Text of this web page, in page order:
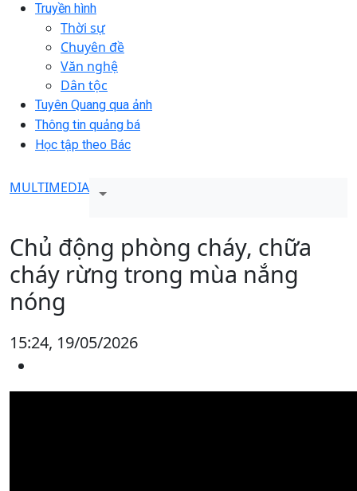
Truyền hình
Thời sự
Chuyên đề
Văn nghệ
Dân tộc
Tuyên Quang qua ảnh
Thông tin quảng bá
Học tập theo Bác
MULTIMEDIA
Chủ động phòng cháy, chữa
cháy rừng trong mùa nắng
nóng
15:24, 19/05/2026